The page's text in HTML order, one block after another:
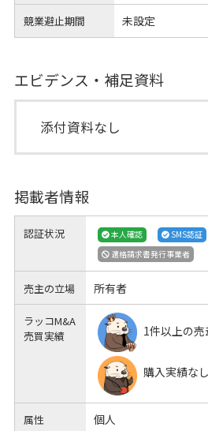
競業避止期間 未設定
エビデンス・補足資料
添付資料なし
掲載者情報
認証状況 本人確認
SMS認証
適格請求書発行事業者
売主の立場 所有者
ラッコM&A
売買実績
1件以上の
購入実績なし
属性 個人